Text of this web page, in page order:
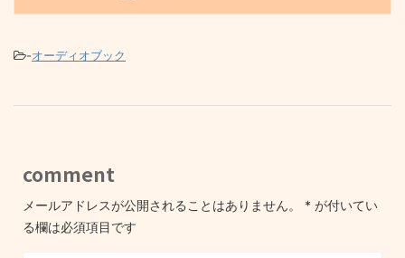
-オーディオブック
comment
メールアドレスが公開されることはありません。 * が付いてい
る欄は必須項目です